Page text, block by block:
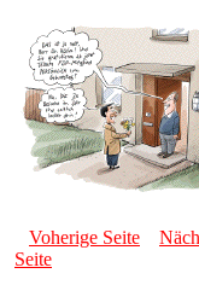
Voherige Seite
Seite